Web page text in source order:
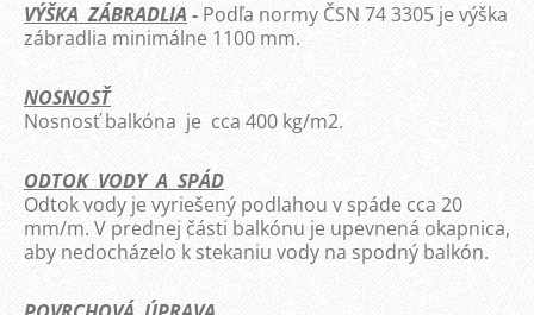
VÝŠKA ZÁBRADLIA - Podľa normy ČSN 74 3305 je výška
zábradlia minimálne 1100 mm.
NOSNOSŤ
Nosnosť balkóna je cca 400 kg/m2.
ODTOK VODY A SPÁD
Odtok vody je vyriešený podlahou v spáde cca 20
mm/m. V prednej části balkónu je upevnená okapnica,
aby nedocházelo k stekaniu vody na spodný balkón.